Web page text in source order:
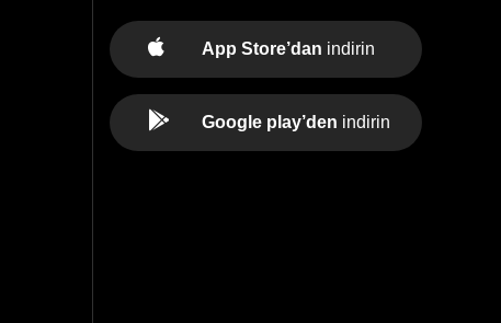
App Store’dan indirin
Google play’den indirin